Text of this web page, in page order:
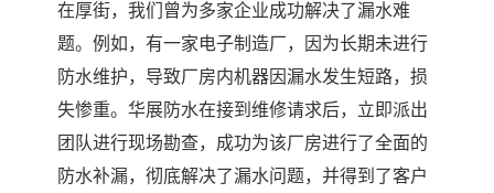
在厚街，我们曾为多家企业成功解决了漏水难
题。例如，有一家电子制造厂，因为长期未进行
防水维护，导致厂房内机器因漏水发生短路，损
失惨重。华展防水在接到维修请求后，立即派出
团队进行现场勘查，成功为该厂房进行了全面的
防水补漏，彻底解决了漏水问题，并得到了客户